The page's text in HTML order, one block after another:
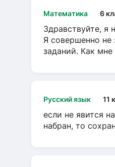
Математика 6
Здравствуйте, я
Я совершенно не
заданий. Как
Русский язык 11
если не явится
набран, то